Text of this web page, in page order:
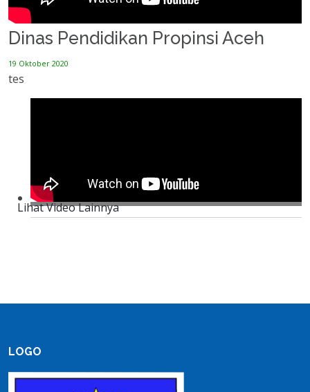
Dinas Pendidikan Propinsi Aceh
19 Oktober 2020
tes
Lihat Video Lainnya
LOGO